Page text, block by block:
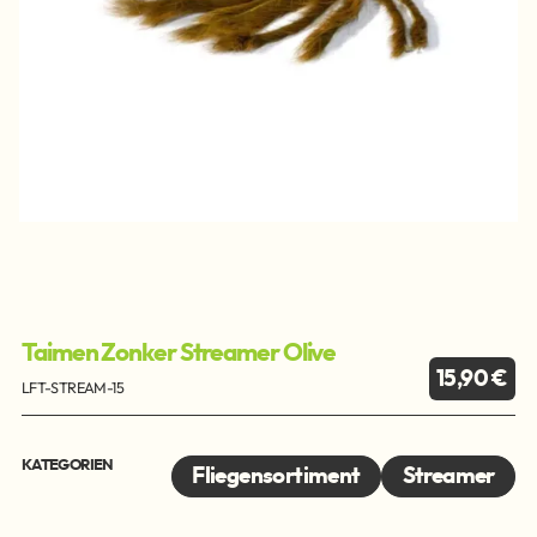
Taimen Zonker Streamer Olive
LFT-STREAM-15 15,90 €
KATEGORIEN Fliegensortiment Streamer